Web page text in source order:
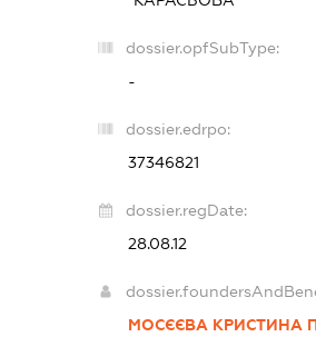
dossier.opfSubType:
-
dossier.edrpo:
37346821
dossier.regDate:
28.08.12
МОСЄЄВА КРИСТИНА